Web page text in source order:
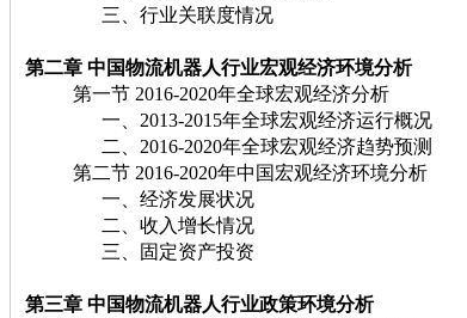
三、行业关联度情况
第二章 中国物流机器人行业宏观经济环境分析
第一节 2016-2020年全球宏观经济分析
一、2013-2015年全球宏观经济运行概况
二、2016-2020年全球宏观经济趋势预测
第二节 2016-2020年中国宏观经济环境分析
一、经济发展状况
二、收入增长情况
三、固定资产投资
第三章 中国物流机器人行业政策环境分析